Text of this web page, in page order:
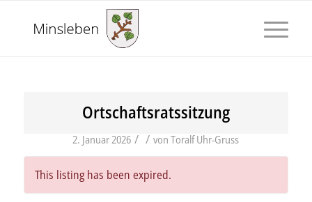
Ortschaftsratssitzung
2. Januar 2026 / / vonToralf Uhr-Gruss
This listing has been expired.